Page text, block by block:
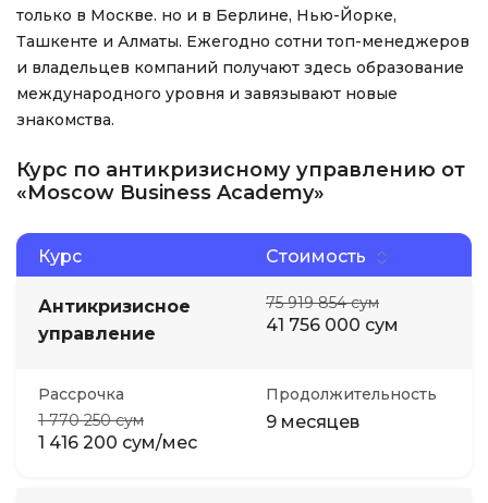
только в Москве. но и в Берлине, Нью-Йорке,
Ташкенте и Алматы. Ежегодно сотни топ-менеджеров
и владельцев компаний получают здесь образование
международного уровня и завязывают новые
знакомства.
Курс по антикризисному управлению от
«Moscow Business Academy»
Курс Стоимость
Антикризисное
управление
75 919 854 сум
41 756 000 сум
Рассрочка
1 770 250 сум
1 416 200 сум/мес
Продолжительность
9 месяцев